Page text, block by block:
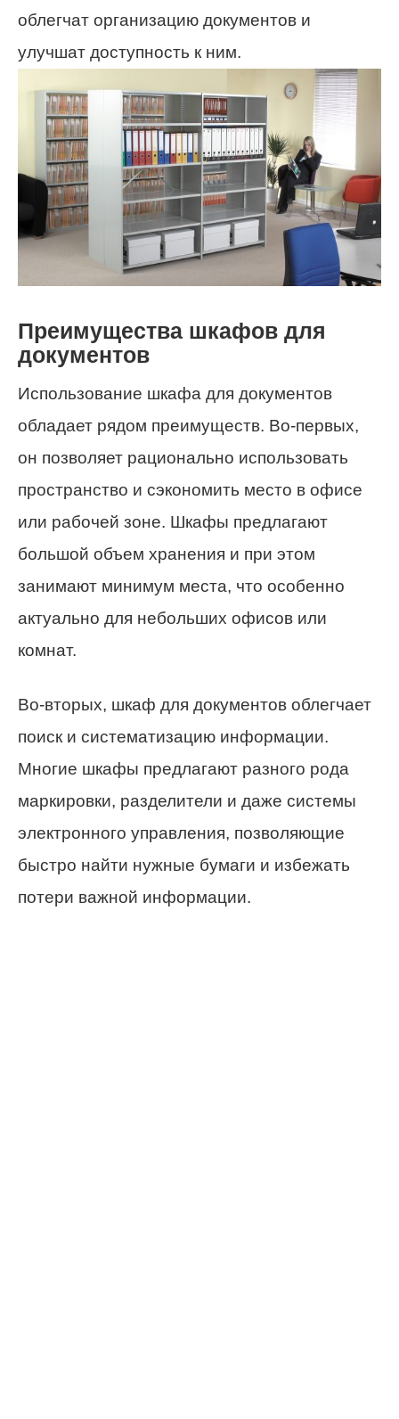
облегчат организацию документов и
улучшат доступность к ним.
Преимущества шкафов для
документов
Использование шкафа для документов
обладает рядом преимуществ. Во-первых,
он позволяет рационально использовать
пространство и сэкономить место в офисе
или рабочей зоне. Шкафы предлагают
большой объем хранения и при этом
занимают минимум места, что особенно
актуально для небольших офисов или
комнат.
Во-вторых, шкаф для документов облегчает
поиск и систематизацию информации.
Многие шкафы предлагают разного рода
маркировки, разделители и даже системы
электронного управления, позволяющие
быстро найти нужные бумаги и избежать
потери важной информации.